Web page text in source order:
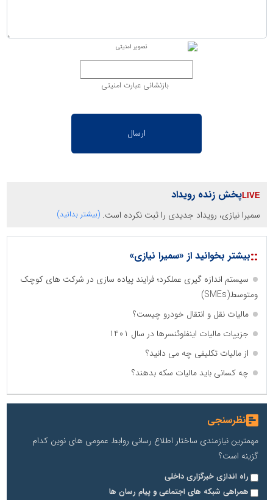
بازنشانی عبارت امنیتی
پخش زنده رویداد
سمیرا نیازی، رویداد جدیدی را ثبت نکرده است. (بیشتر بدانید)
::بیشتر بخوانید از «سمیرا نیازی»
سیستم اندازه گیری عملکرد؛ فرایند پیاده سازی در شرکت های کوچک
ومتوسط(SMEs)
مالیات نقل و انتقال خودرو چیست؟
جزییات مالیات اینفلوئنسرها در سال 1401
از مالیات تکلیفی چه می دانید؟
چه کسانی باید مالیات سکه بدهند؟
نظرسنجی
مهمترین نیازمندی ساختار اطلاع رسانی روابط عمومی های نوین کدام
گزینه است؟
راه اندازی خبرگزاری داخلی
همراهی شبکه های اجتماعی و پیام رسان ها